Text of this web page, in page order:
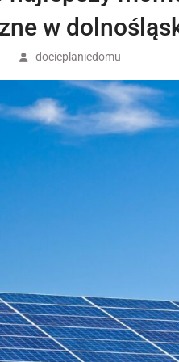
w
docieplaniedomu